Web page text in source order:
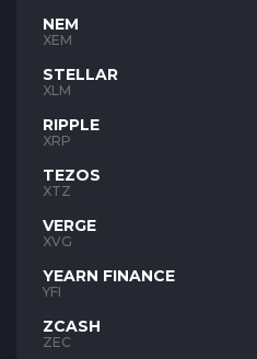
NEM
XEM
STELLAR
XLM
RIPPLE
XRP
TEZOS
XTZ
VERGE
XVG
YEARN FINANCE
YFI
ZCASH
ZEC